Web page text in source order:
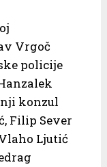
Vrgoč
policije
konzul
Filip Sever
Ljutić